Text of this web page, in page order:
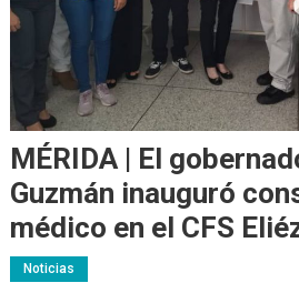
MÉRIDA | El
Guzmán inauguró
médico en el CFS
Noticias